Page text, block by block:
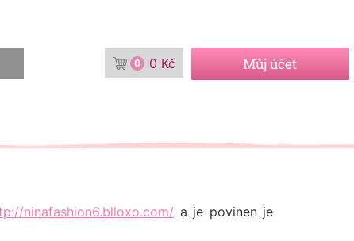
0 0 Kč Můj účet
ninafashion6.blloxo.com/ a je povinen je